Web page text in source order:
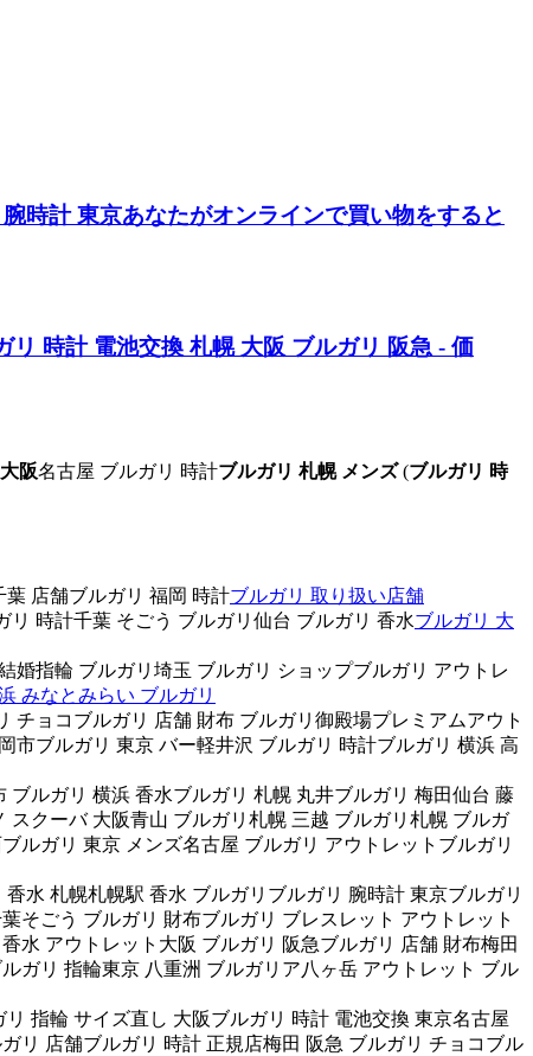
時計 東京あなたがオンラインで買い物をすると
リ 時計 電池交換 札幌大阪 ブルガリ 阪急 - 価
阪名古屋 ブルガリ 時計ブルガリ 札幌 メンズ(ブルガリ 時
店舗ブルガリ 福岡 時計ブルガリ 取り扱い店舗
時計千葉 そごう ブルガリ仙台 ブルガリ 香水ブルガリ 大
婚指輪 ブルガリ埼玉 ブルガリ ショップブルガリ アウトレ
みなとみらい ブルガリ
ョコブルガリ 店舗 財布 ブルガリ御殿場プレミアムアウト
市ブルガリ 東京 バー軽井沢 ブルガリ 時計ブルガリ 横浜 高
ルガリ 横浜 香水ブルガリ 札幌 丸井ブルガリ 梅田仙台 藤
クーバ 大阪青山 ブルガリ札幌 三越 ブルガリ札幌 ブルガ
ルガリ 東京 メンズ名古屋 ブルガリ アウトレットブルガリ
水 札幌札幌駅 香水 ブルガリブルガリ 腕時計 東京ブルガリ
そごう ブルガリ 財布ブルガリ ブレスレット アウトレット
水 アウトレット大阪 ブルガリ 阪急ブルガリ 店舗 財布梅田
ガリ 指輪東京 八重洲 ブルガリア八ヶ岳 アウトレット ブル
指輪 サイズ直し 大阪ブルガリ 時計 電池交換 東京名古屋
リ 店舗ブルガリ 時計 正規店梅田 阪急 ブルガリ チョコブル